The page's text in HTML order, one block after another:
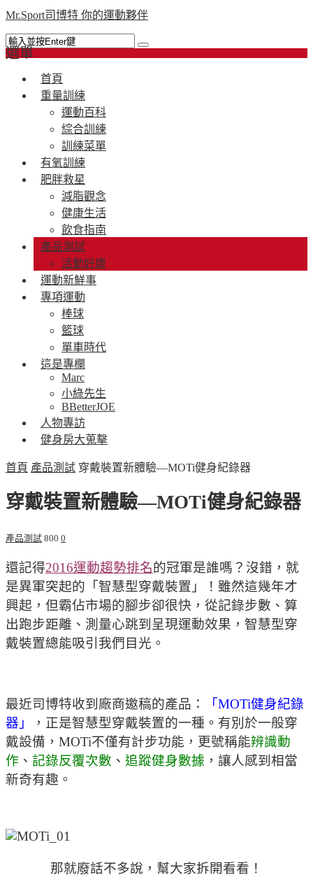
Mr.Sport司博特 你的運動夥伴
選單
首頁
重量訓練
運動百科
綜合訓練
訓練菜單
有氧訓練
肥胖救星
減脂觀念
健康生活
飲食指南
產品測試
活動好康
運動新鮮事
專項運動
棒球
籃球
單車時代
這是專欄
Marc
小綠先生
BBetterJOE
人物專訪
健身房大蒐擊
首頁 產品測試 穿戴裝置新體驗—MOTi健身紀錄器
穿戴裝置新體驗—MOTi健身紀錄器
產品測試 800 0
還記得2016運動趨勢排名的冠軍是誰嗎？沒錯，就
是異軍突起的「智慧型穿戴裝置」！雖然這幾年才
興起，但霸佔市場的腳步卻很快，從記錄步數、算
出跑步距離、測量心跳到呈現運動效果，智慧型穿
戴裝置總能吸引我們目光。
最近司博特收到廠商邀稿的產品：
「MOTi健身紀錄
器」
，正是智慧型穿戴裝置的一種。有別於一般穿
戴設備，MOTi不僅有計步功能，更號稱能辨識動
作 、 記錄反覆次數 、 追蹤健身數據 ，讓人感到相當
新奇有趣。
那就廢話不多說，幫大家拆開看看！